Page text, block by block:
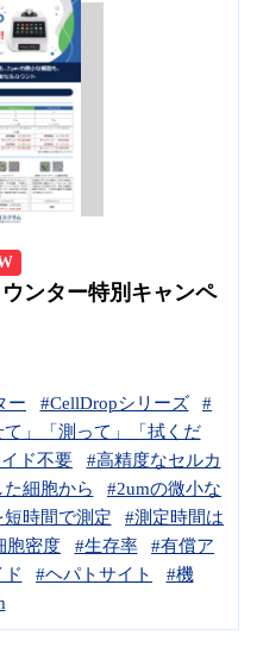
ンター特別キャンペ
ー #CellDropシリーズ
#
て」「測って」「拭くだ
ド不要
#高精度なセルカ
細胞から
#2umの微小な
時間で測定
#測定時間は
胞密度 #生存率
#有償ア
#ヘパトサイト
#機